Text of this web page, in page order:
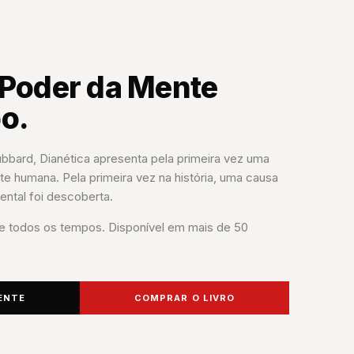
da Mente
Dianética apresenta pela primeira vez uma
humana. Pela primeira vez na história, uma causa
foi descoberta.
todos os tempos. Disponível em mais de 50
COMPRAR O LIVRO